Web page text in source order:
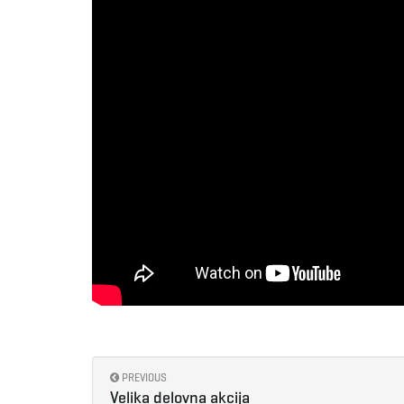
PREVIOUS
Velika delovna akcija